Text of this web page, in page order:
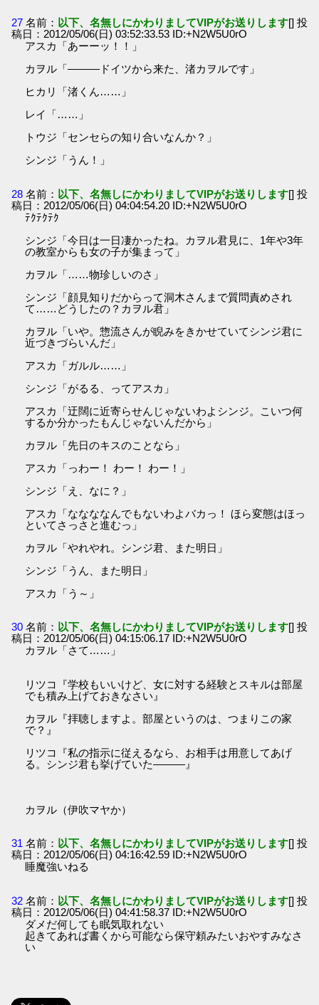
27 名前： 以下、名無しにかわりましてVIPがお送りします[] 投
稿日：2012/05/06(日) 03:52:33.53 ID:+N2W5U0rO
アスカ「あーーッ！！」
カヲル「―――ドイツから来た、渚カヲルです」
ヒカリ「渚くん……」
レイ「……」
トウジ「センセらの知り合いなんか？」
シンジ「うん！」
28 名前： 以下、名無しにかわりましてVIPがお送りします[] 投
稿日：2012/05/06(日) 04:04:54.20 ID:+N2W5U0rO
ﾃｸﾃｸﾃｸ
シンジ「今日は一日凄かったね。カヲル君見に、1年や3年
の教室からも女の子が集まって」
カヲル「……物珍しいのさ」
シンジ「顔見知りだからって洞木さんまで質問責めされ
て……どうしたの？カヲル君」
カヲル「いや。惣流さんが睨みをきかせていてシンジ君に
近づきづらいんだ」
アスカ「ガルル……」
シンジ「がるる、ってアスカ」
アスカ「迂闊に近寄らせんじゃないわよシンジ。こいつ何
するか分かったもんじゃないんだから」
カヲル「先日のキスのことなら」
アスカ「っわー！ わー！ わー！」
シンジ「え、なに？」
アスカ「ななななんでもないわよバカっ！ ほら変態はほっ
といてさっさと進むっ」
カヲル「やれやれ。シンジ君、また明日」
シンジ「うん、また明日」
アスカ「う～」
30 名前： 以下、名無しにかわりましてVIPがお送りします[] 投
稿日：2012/05/06(日) 04:15:06.17 ID:+N2W5U0rO
カヲル「さて……」
リツコ『学校もいいけど、女に対する経験とスキルは部屋
でも積み上げておきなさい』
カヲル『拝聴しますよ。部屋というのは、つまりこの家
で？』
リツコ『私の指示に従えるなら、お相手は用意してあげ
る。シンジ君も挙げていた―――』
カヲル（伊吹マヤか）
31 名前： 以下、名無しにかわりましてVIPがお送りします[] 投
稿日：2012/05/06(日) 04:16:42.59 ID:+N2W5U0rO
睡魔強いねる
32 名前： 以下、名無しにかわりましてVIPがお送りします[] 投
稿日：2012/05/06(日) 04:41:58.37 ID:+N2W5U0rO
ダメだ何しても眠気取れない
起きてあれば書くから可能なら保守頼みたいおやすみなさ
い